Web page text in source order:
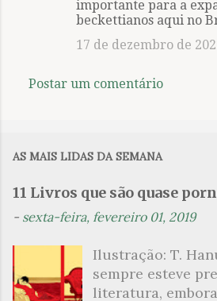
t
i
s
importante para a
beckettianos aqui no
17 de dezembro de
Postar um comentário
AS MAIS LIDAS DA SEMANA
11 Livros que são quase
- sexta-feira, fevereiro 01, 2019
Ilustração: T.
sempre esteve
literatura, embora